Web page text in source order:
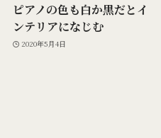
ピアノの色も白か黒だとイ
ンテリアになじむ
2020年5月4日